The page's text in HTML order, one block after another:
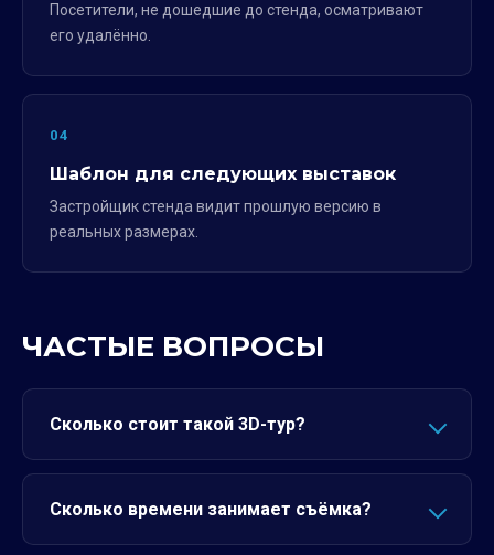
Посетители, не дошедшие до стенда, осматривают
его удалённо.
04
Шаблон для следующих выставок
Застройщик стенда видит прошлую версию в
реальных размерах.
ЧАСТЫЕ ВОПРОСЫ
Сколько стоит такой 3D-тур?
Сколько времени занимает съёмка?